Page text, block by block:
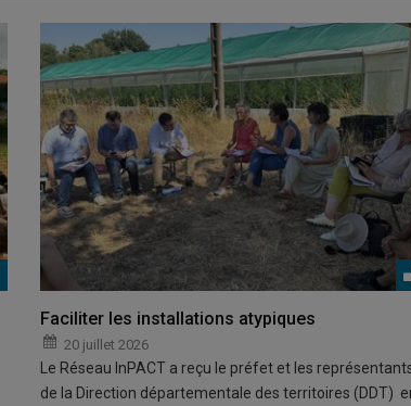
Faciliter les installations atypiques
20 juillet 2026
Le Réseau InPACT a reçu le préfet et les
de la Direction départementale des territoires (DDT)